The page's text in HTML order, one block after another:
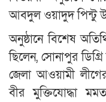
আবদুল ওয়াদুদ পিন্টু
অনুষ্ঠানে বিশেষ
ছিলেন, সোনাপুর
জেলা আওয়ামী
বীর মুক্তিযোদ্ধা